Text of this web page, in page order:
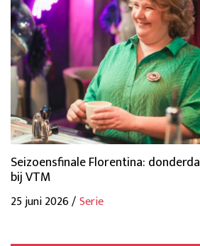
Seizoensfinale Florentina:
bij VTM
25 juni 2026 /Serie